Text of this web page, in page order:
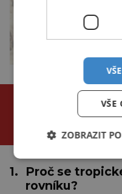
za
24 hodin
1.
Proč se
rovníku?
VŠE
ZOBRAZIT